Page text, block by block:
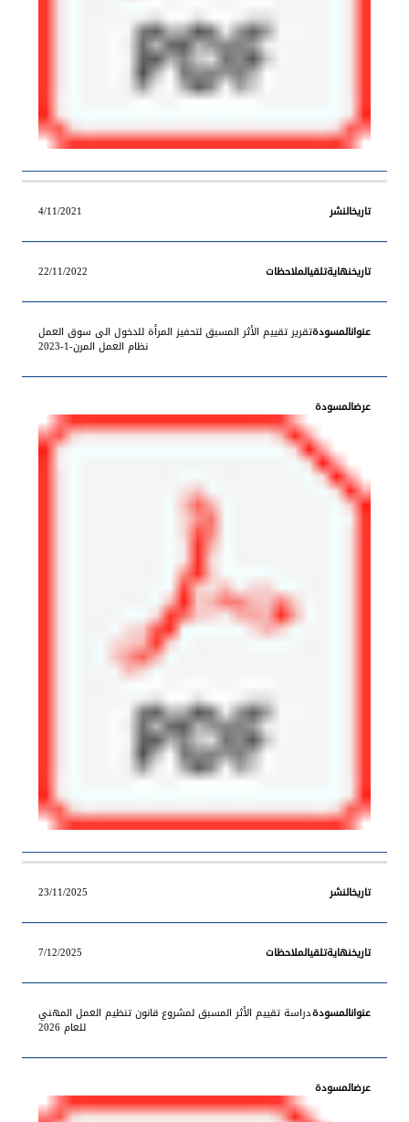
4/11/2021
22/11/2022
تقرير تقييم الأثر المسبق لتحفيز المرأة للدخول الى سوق العمل
نظام العمل المرن-1-2023
23/11/2025
7/12/2025
دراسة تقييم الأثر المسبق لمشروع قانون تنظيم العمل المهني
للعام 2026